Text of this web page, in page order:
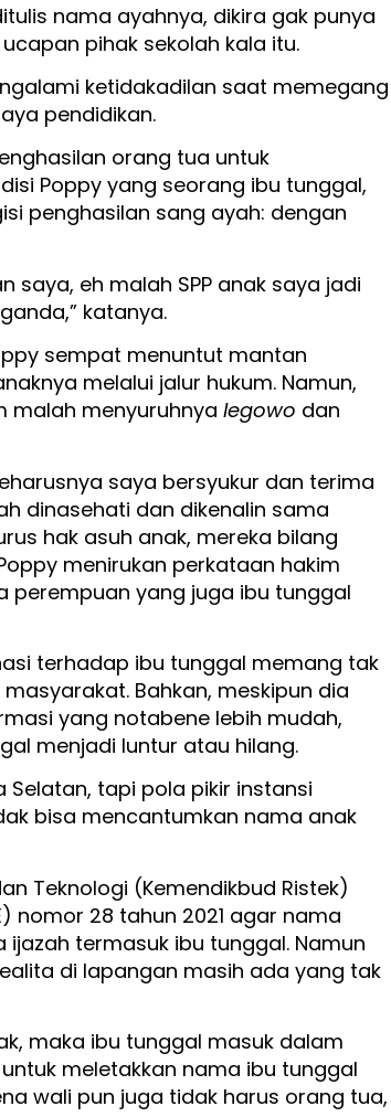
nama ayahnya, dikira gak punya
pihak sekolah kala itu.
ketidakadilan saat memegang
pendidikan.
orang tua untuk
Poppy yang seorang ibu tunggal,
penghasilan sang ayah: dengan
saya, eh malah SPP anak saya jadi
katanya.
sempat menuntut mantan
melalui jalur hukum. Namun,
malah menyuruhnya legowo dan
saya bersyukur dan terima
dinasehati dan dikenalin sama
hak asuh anak, mereka bilang
menirukan perkataan hakim
perempuan yang juga ibu tunggal
terhadap ibu tunggal memang tak
Bahkan, meskipun dia
yang notabene lebih mudah,
menjadi luntur atau hilang.
tapi pola pikir instansi
bisa mencantumkan nama anak
Teknologi (Kemendikbud Ristek)
nomor 28 tahun 2021 agar nama
termasuk ibu tunggal. Namun
di lapangan masih ada yang tak
maka ibu tunggal masuk dalam
meletakkan nama ibu tunggal
wali pun juga tidak harus orang tua,